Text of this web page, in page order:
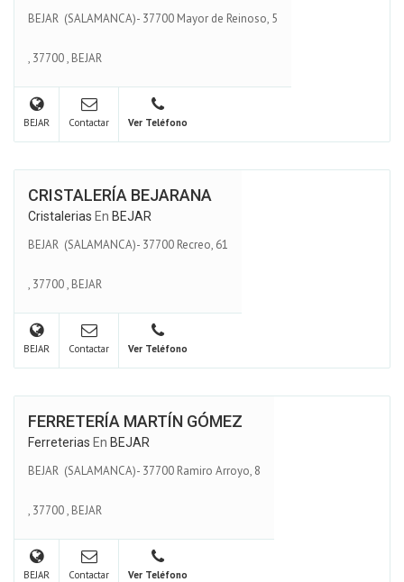
BEJAR (SALAMANCA)- 37700 Mayor de Reinoso, 5
, 37700, BEJAR
BEJAR Contactar Ver Teléfono
CRISTALERÍA BEJARANA
Cristalerias En BEJAR
BEJAR (SALAMANCA)- 37700 Recreo, 61
, 37700, BEJAR
BEJAR Contactar Ver Teléfono
FERRETERÍA MARTÍN GÓMEZ
Ferreterias En BEJAR
BEJAR (SALAMANCA)- 37700 Ramiro Arroyo, 8
, 37700, BEJAR
BEJAR Contactar Ver Teléfono